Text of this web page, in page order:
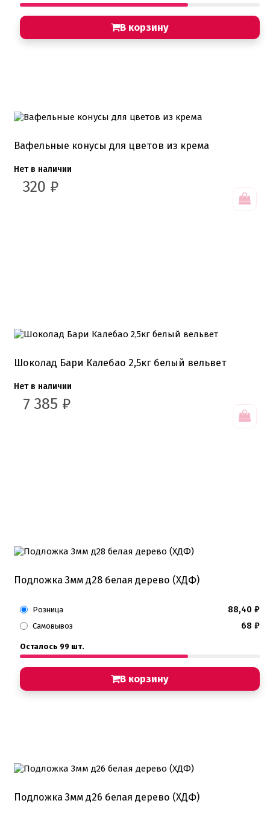
В корзину
Вафельные конусы для цветов из крема
Нет в наличии
320 ₽
Шоколад Бари Калебао 2,5кг белый вельвет
Нет в наличии
7 385 ₽
Подложка 3мм д28 белая дерево (ХДФ)
Розница 88,40 ₽
Самовывоз 68 ₽
Осталось 99 шт.
В корзину
Подложка 3мм д26 белая дерево (ХДФ)